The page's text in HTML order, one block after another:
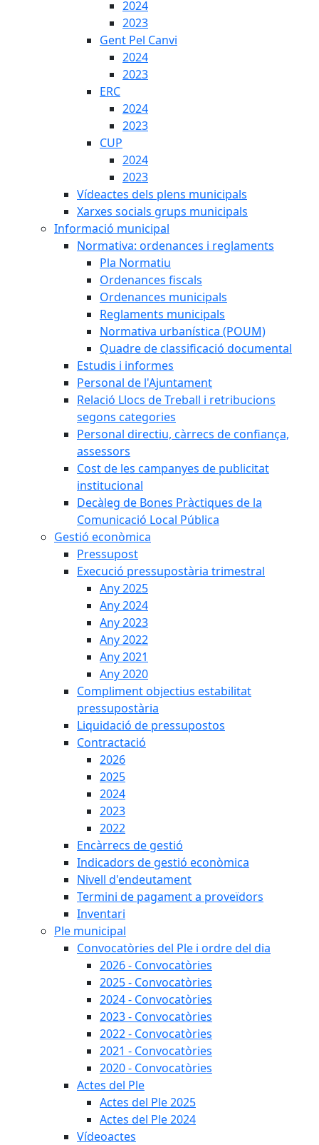
2024
2023
Gent Pel Canvi
2024
2023
ERC
2024
2023
CUP
2024
2023
Vídeactes dels plens municipals
Xarxes socials grups municipals
Informació municipal
Normativa: ordenances i reglaments
Pla Normatiu
Ordenances fiscals
Ordenances municipals
Reglaments municipals
Normativa urbanística (POUM)
Quadre de classificació documental
Estudis i informes
Personal de l'Ajuntament
Relació Llocs de Treball i retribucions
segons categories
Personal directiu, càrrecs de confiança,
assessors
Cost de les campanyes de publicitat
institucional
Decàleg de Bones Pràctiques de la
Comunicació Local Pública
Gestió econòmica
Pressupost
Execució pressupostària trimestral
Any 2025
Any 2024
Any 2023
Any 2022
Any 2021
Any 2020
Compliment objectius estabilitat
pressupostària
Liquidació de pressupostos
Contractació
2026
2025
2024
2023
2022
Encàrrecs de gestió
Indicadors de gestió econòmica
Nivell d'endeutament
Termini de pagament a proveïdors
Inventari
Ple municipal
Convocatòries del Ple i ordre del dia
2026 - Convocatòries
2025 - Convocatòries
2024 - Convocatòries
2023 - Convocatòries
2022 - Convocatòries
2021 - Convocatòries
2020 - Convocatòries
Actes del Ple
Actes del Ple 2025
Actes del Ple 2024
Vídeoactes